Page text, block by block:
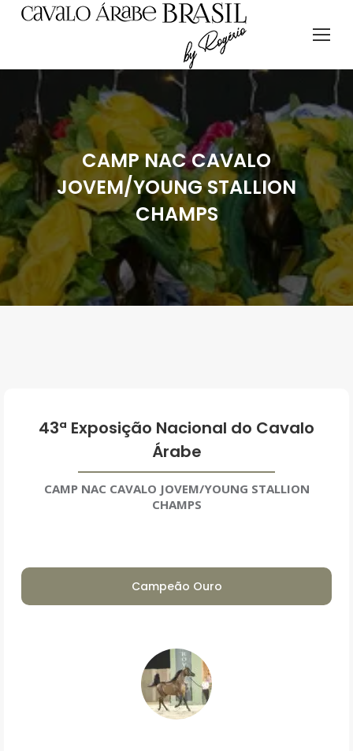
CAMP NAC CAVALO
JOVEM/YOUNG STALLION
CHAMPS
43ª Exposição Nacional do Cavalo
Árabe
CAMP NAC CAVALO JOVEM/YOUNG STALLION
CHAMPS
Campeão Ouro